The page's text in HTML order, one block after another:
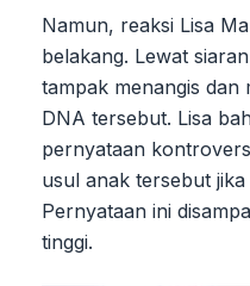
Namun, reaksi Lisa
belakang. Lewat
tampak menangis dan
DNA tersebut. Lisa
pernyataan
usul anak tersebut
Pernyataan ini
tinggi.